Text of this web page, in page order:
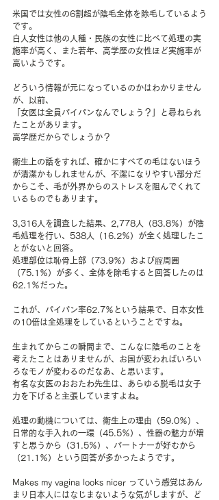
米国では女性の6割超が陰毛全体を除毛しているよう
です。
白人女性は他の人種・民族の女性に比べて処理の実
施率が高く、また若年、高学歴の女性ほど実施率が
高いようです。
どういう情報が元になっているのかはわかりません
が、以前、
「女医は全員パイパンなんでしょう？」と尋ねられ
たことがあります。
高学歴だからでしょうか？
衛生上の話をすれば、確かにすべての毛はないほう
が清潔かもしれませんが、不潔になりやすい部分だ
からこそ、毛が外界からのストレスを阻んでくれて
いるものでもあります。
3,316人を調査した結果、2,778人（83.8％）が陰
毛処理を行い、538人（16.2％）が全く処理したこ
とがないと回答。
処理部位は恥骨上部（73.9％）および腟周囲
（75.1％）が多く、全体を除毛すると回答したのは
62.1％だった。
これが、パイパン率62.7％という結果で、日本女性
の10倍は全処理をしているということですね。
生まれてからこの瞬間まで、こんなに陰毛のことを
考えたことはありませんが、お国が変わればいろい
ろなモノが変わるのだなあ、と思います。
有名な女医のおおたわ先生は、あらゆる脱毛は女子
力を下げると主張していますよね。
処理の動機については、衛生上の理由（59.0％）、
日常的な手入れの一環（45.5％）、性器の魅力が増
すと思うから（31.5％）、パートナーが好むから
（21.1％）という回答が多かったようです。
Makes my vagina looks nicer っていう感覚はあん
まり日本人にはなじまないような気がしますが、ど